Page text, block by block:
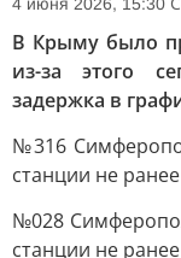
В Крыму было
из-за этого
задержка в
№316
станции не
№028
станции не